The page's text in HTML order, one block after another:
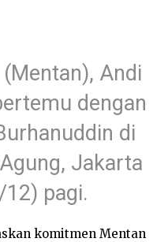
Andi
dengan
di
Jakarta
12) pagi.
komitmen Mentan